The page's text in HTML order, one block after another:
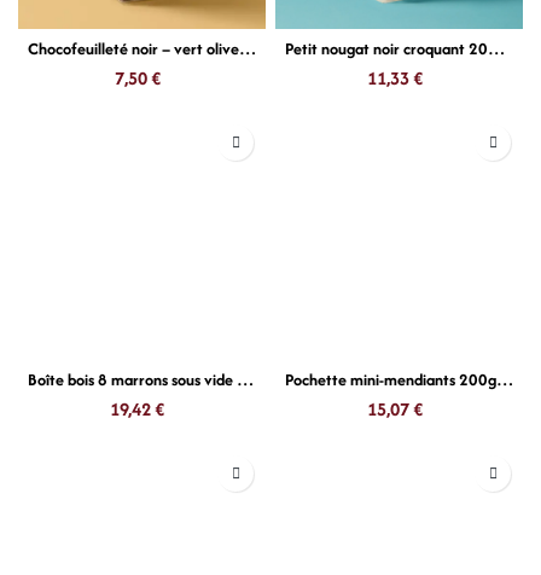
Chocofeuilleté noir – vert olive 250g
7,50€
Petit nougat noir croquant 200g Le Roy René
11,33€
Boîte bois 8 marrons sous vide Corsiglia
19,42€
Pochette mini-mendiants 200g Voisin
15,07€